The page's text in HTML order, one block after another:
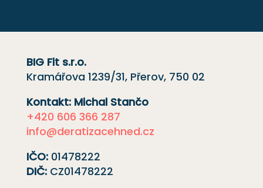
BIG Fit s.r.o.
Kramářova 1239/31, Přerov, 750 02
Kontakt: Michal Stančo
+420 606 366 287
info@deratizacehned.cz
IČO: 01478222
DIČ: CZ01478222